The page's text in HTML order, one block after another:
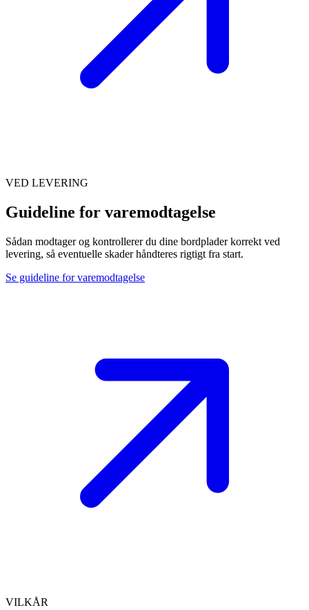
VED LEVERING
Guideline for varemodtagelse
Sådan modtager og kontrollerer du dine bordplader korrekt ved
levering, så eventuelle skader håndteres rigtigt fra start.
Se guideline for varemodtagelse
VILKÅR